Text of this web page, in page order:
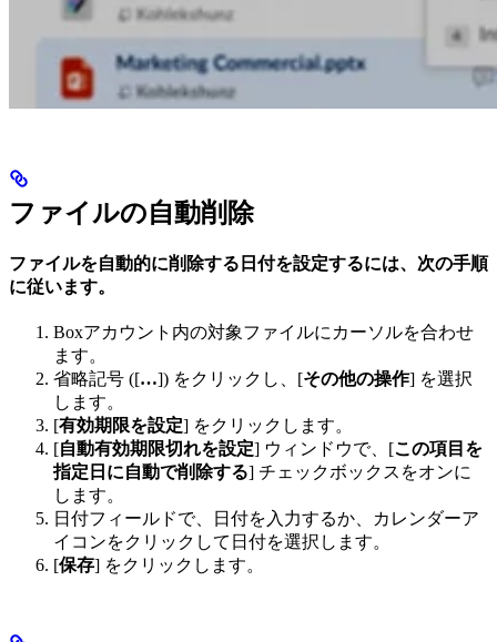
ファイルの自動削除
ファイルを自動的に削除する日付を設定するには、次の手順
に従います。
Boxアカウント内の対象ファイルにカーソルを合わせ
ます。
省略記号 ([…]) をクリックし、[その他の操作] を選択
します。
[有効期限を設定] をクリックします。
[自動有効期限切れを設定] ウィンドウで、[この項目を
指定日に自動で削除する] チェックボックスをオンに
します。
日付フィールドで、日付を入力するか、カレンダーア
イコンをクリックして日付を選択します。
[保存] をクリックします。